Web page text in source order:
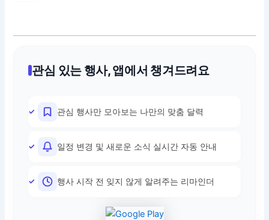
관심 있는 행사, 앱에서 챙겨드려요
관심 행사만 모아보는 나만의 맞춤 달력
일정 변경 및 새로운 소식 실시간 자동 안내
행사 시작 전 잊지 않게 알려주는 리마인더